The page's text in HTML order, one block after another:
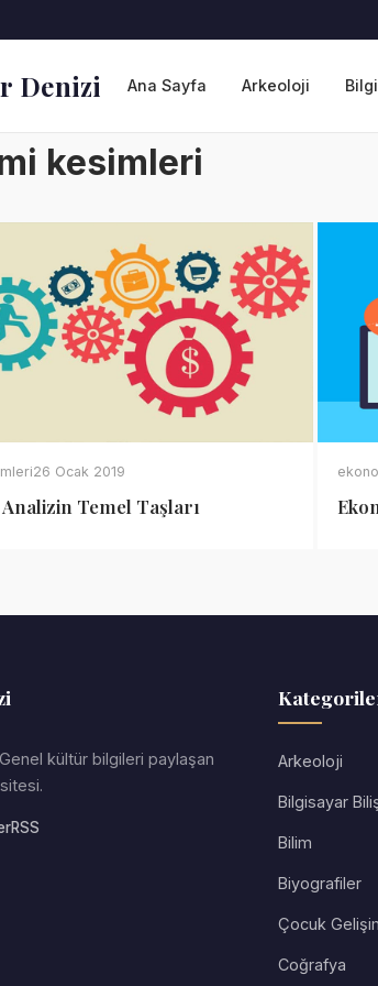
Denizi Ana Sayfa Arkeoloji
kesimleri
26 Ocak 2019
Temel Taşları
kültür bilgileri paylaşan
RSS
Arkeoloji
Bilgisayar
Bilim
Biyografiler
Çocuk
Coğrafya